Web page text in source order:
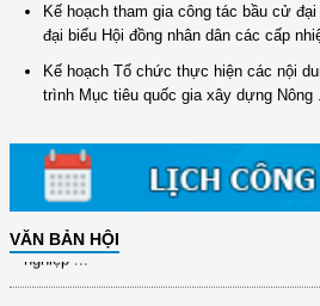
Kế hoạch tham gia công tác bầu cử
đại biểu Hội đồng nhân dân các cấp
Kế hoạch Tổ chức thực hiện các nội
trình Mục tiêu quốc gia xây dựng Nông
VĂN BẢN HỘI
đổi mới ...
31/10/2025 ...
(891/KH-ĐCT) Kế hoạch thực hiện Nghị
9/9/2025 của Bộ ...
(2415/QĐ-TTg) Quyết định về việc phê
nghiệp ...